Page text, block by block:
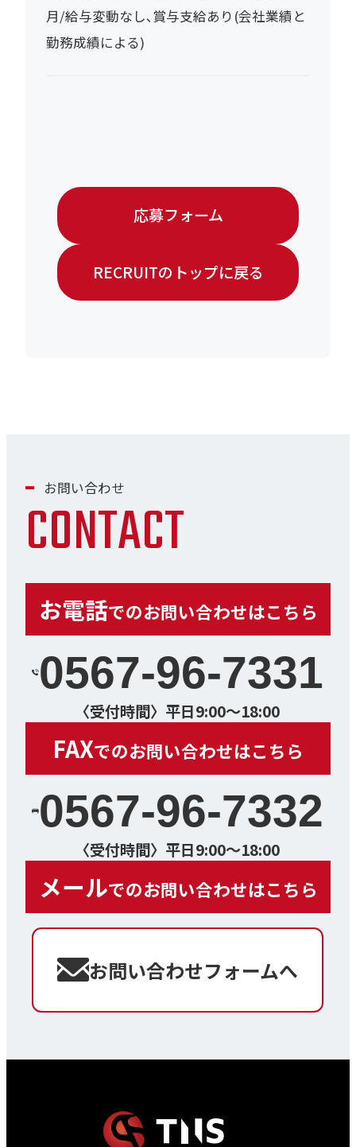
月/給与変動なし､賞与支給あり(会社業績と
勤務成績による)
応募フォーム
RECRUITのトップに戻る
お問い合わせ
CONTACT
お電話でのお問い合わせはこちら
0567-96-7331
〈受付時間〉平日9:00～18:00
FAXでのお問い合わせはこちら
0567-96-7332
〈受付時間〉平日9:00～18:00
メールでのお問い合わせはこちら
お問い合わせフォームへ